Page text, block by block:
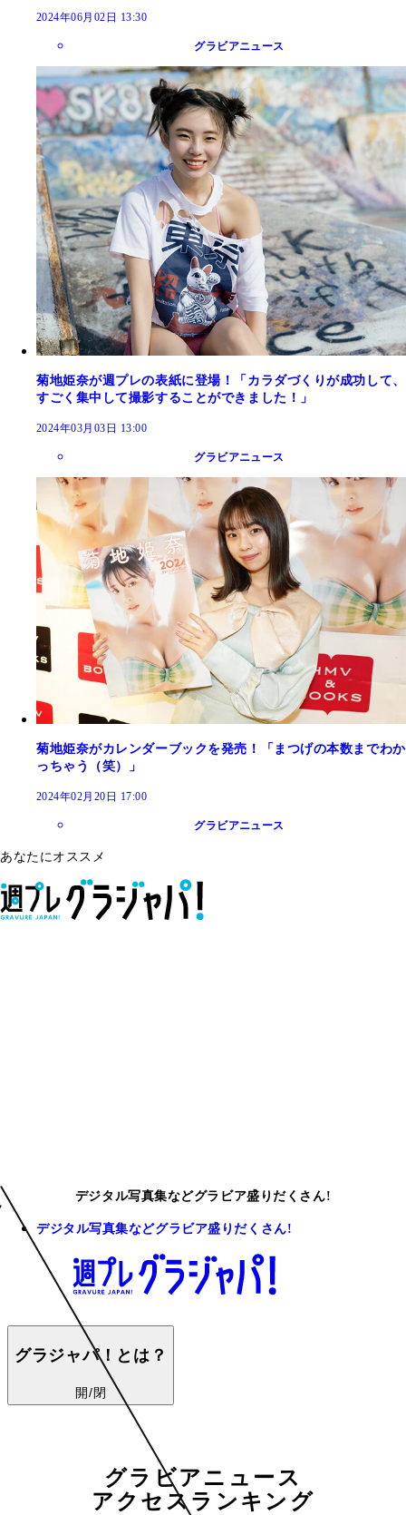
2024年06月02日 13:30
グラビアニュース
菊地姫奈が週プレの表紙に登場！「カラダづくりが成功して、
すごく集中して撮影することができました！」
2024年03月03日 13:00
グラビアニュース
菊地姫奈がカレンダーブックを発売！「まつげの本数までわか
っちゃう（笑）」
2024年02月20日 17:00
グラビアニュース
あなたにオススメ
デジタル写真集などグラビア盛りだくさん!
デジタル写真集などグラビア盛りだくさん!
グラジャパ！とは？
開/閉
グラビアニュース
アクセスランキング